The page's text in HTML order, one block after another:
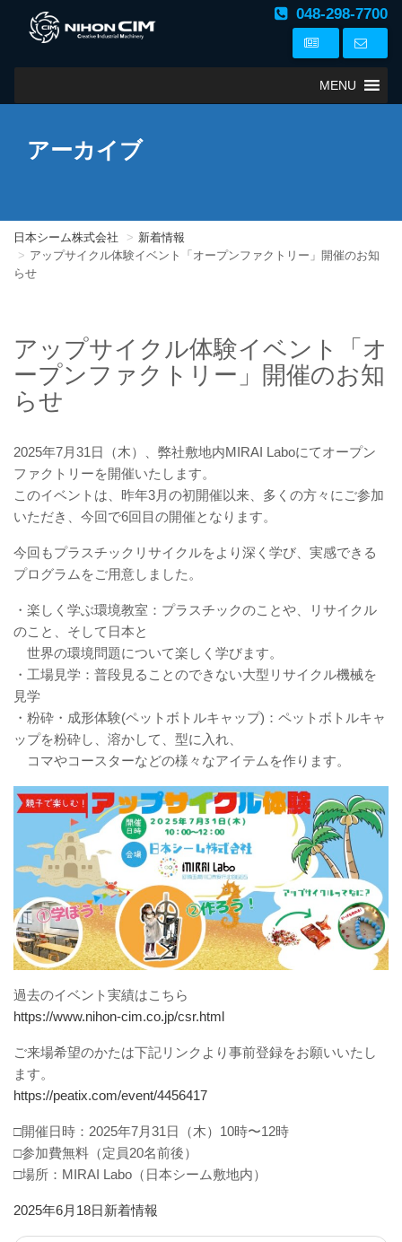
048-298-7700
MENU
アーカイブ
日本シーム株式会社
新着情報
アップサイクル体験イベント「オープンファクトリー」開催のお知
らせ
アップサイクル体験イベント「オ
ープンファクトリー」開催のお知
らせ
2025年7月31日（木）、弊社敷地内MIRAI Laboにてオープン
ファクトリーを開催いたします。
このイベントは、昨年3月の初開催以来、多くの方々にご参加
いただき、今回で6回目の開催となります。
今回もプラスチックリサイクルをより深く学び、実感できる
プログラムをご用意しました。
・楽しく学ぶ環境教室：プラスチックのことや、リサイクル
のこと、そして日本と
世界の環境問題について楽しく学びます。
・工場見学：普段見ることのできない大型リサイクル機械を
見学
・粉砕・成形体験(ペットボトルキャップ)：ペットボトルキャ
ップを粉砕し、溶かして、型に入れ、
コマやコースターなどの様々なアイテムを作ります。
過去のイベント実績はこちら
https://www.nihon-cim.co.jp/csr.html
ご来場希望のかたは下記リンクより事前登録をお願いいたし
ます。
https://peatix.com/event/4456417
□開催日時：2025年7月31日（木）10時〜12時
□参加費無料（定員20名前後）
□場所：MIRAI Labo（日本シーム敷地内）
投
2025年6月18日カ
新着情報